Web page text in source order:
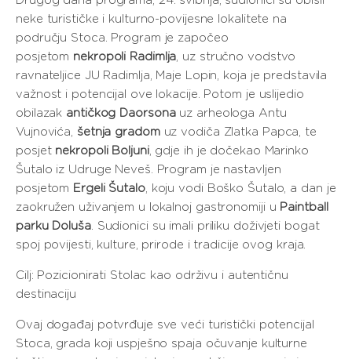
neke turističke i kulturno-povijesne lokalitete na
području Stoca. Program je započeo
posjetom nekropoli Radimlja, uz stručno vodstvo
ravnateljice JU Radimlja, Maje Lopin, koja je predstavila
važnost i potencijal ove lokacije. Potom je uslijedio
obilazak antičkog Daorsonauz arheologa Antu
Vujnovića, šetnja gradomuz vodiča Zlatka Papca, te
posjet nekropoli Boljuni, gdje ih je dočekao Marinko
Šutalo iz Udruge Neveš. Program je nastavljen
posjetom Ergeli Šutalo, koju vodi Boško Šutalo, a dan je
zaokružen uživanjem u lokalnoj gastronomiji u Paintball
parku Doluša. Sudionici su imali priliku doživjeti bogat
spoj povijesti, kulture, prirode i tradicije ovog kraja.
Cilj: Pozicionirati Stolac kao održivu i autentičnu
destinaciju
Ovaj događaj potvrđuje sve veći turistički potencijal
Stoca, grada koji uspješno spaja očuvanje kulturne